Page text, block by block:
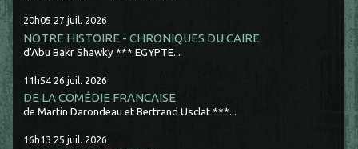
20h05 27 juil. 2026
NOTRE HISTOIRE - CHRONIQUES DU CAIRE
d'Abu Bakr Shawky *** EGYPTE...
11h54 26 juil. 2026
DE LA COMÉDIE FRANCAISE
de Martin Darondeau et Bertrand Usclat ***...
16h13 25 juil. 2026